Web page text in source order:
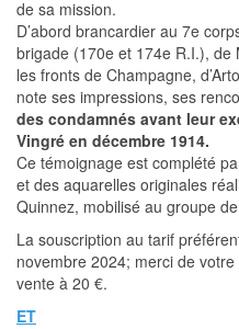
de sa mission.
D’abord brancardier au 7e
brigade (170e et 174e R.I.), de
les fronts de Champagne,
note ses impressions, ses
des condamnés avant leur
Vingré en décembre 1914.
Ce témoignage est complété
et des aquarelles originales
Quinnez, mobilisé au groupe
La souscription au tarif
novembre 2024; merci de
vente à 20 €.
ET